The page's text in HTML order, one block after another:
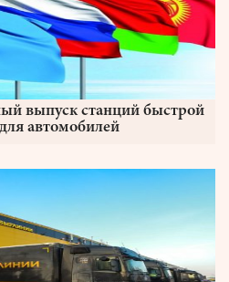
выпуск станций быстрой
автомобилей